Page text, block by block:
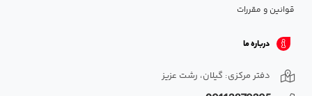
قوانین و مقررات
درباره ما
دفتر مرکزی: گیلان، رشت عزیز